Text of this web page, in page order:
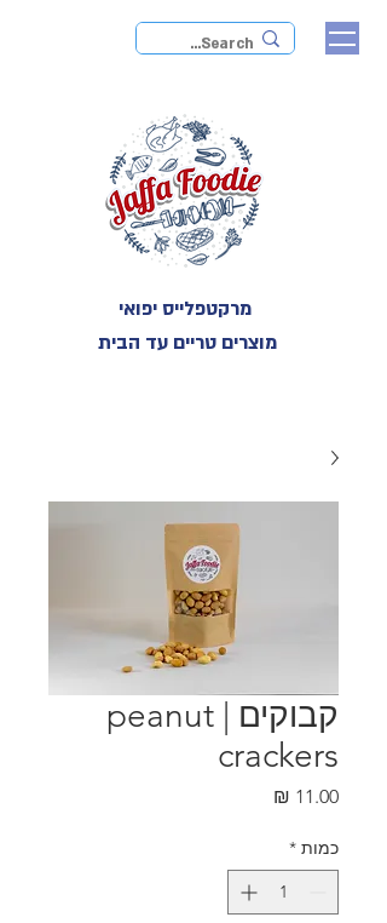
מוצרים טריים עד הבית
קבוקים | peanut
crackers
כמות *